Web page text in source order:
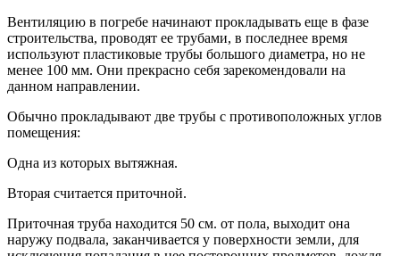
Вентиляцию в погребе начинают прокладывать еще в фазе
строительства, проводят ее трубами, в последнее время
используют пластиковые трубы большого диаметра, но не
менее 100 мм. Они прекрасно себя зарекомендовали на
данном направлении.
Обычно прокладывают две трубы с противоположных углов
помещения:
Одна из которых вытяжная.
Вторая считается приточной.
Приточная труба находится 50 см. от пола, выходит она
наружу подвала, заканчивается у поверхности земли, для